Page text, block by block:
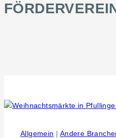
Allgemein | Andere